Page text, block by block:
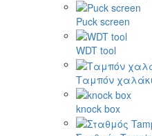
Puck screen
WDT tool
Ταμπόν
knock box